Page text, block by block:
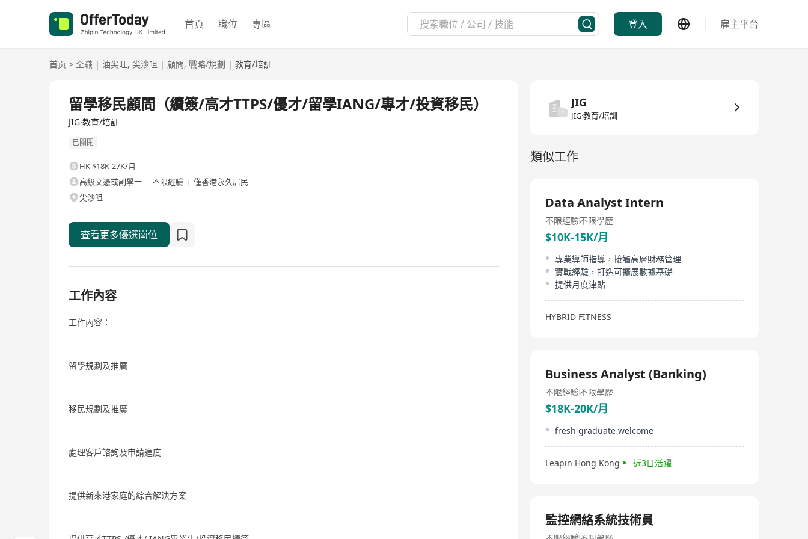
首頁 職位 專區 登入 雇主平台
首页 > 全職 | 油尖旺, 尖沙咀 | 顧問, 戰略/規劃 | 教育/培訓
留學移民顧問（續簽/高才TTPS/優才/留學IANG/專才/投資移民）
JIG·教育/培訓
已關閉
HK $18K-27K/月
高級文憑或副學士
不限經驗
僅香港永久居民
尖沙咀
查看更多優選崗位
工作內容
工作內容：
留學規劃及推廣
移民規劃及推廣
處理客戶諮詢及申請進度
提供新來港家庭的綜合解決方案
JIG
JIG·教育/培訓
類似工作
Data Analyst Intern
不限經驗不限學歷
$10K-15K/月
專業導師指導，接觸高層財務管理
實戰經驗，打造可擴展數據基礎
提供月度津貼
HYBRID FITNESS
Business Analyst (Banking)
不限經驗不限學歷
$18K-20K/月
fresh graduate welcome
Leapin Hong Kong 近3日活躍
監控網絡系統技術員